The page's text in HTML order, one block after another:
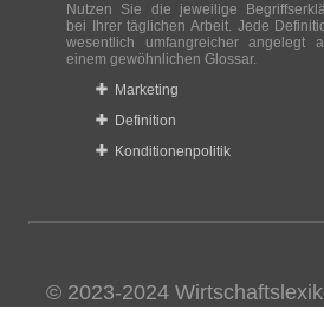
Nutzen Sie die jeweilige
bei Ihrer täglichen Arbeit. Jede
wesentlich umfangreicher angelegt
einem gewöhnlichen Glossar.
Marketing
Definition
Konditionenpolitik
© 2023-2024